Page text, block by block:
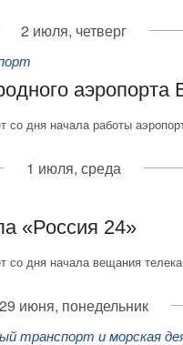
2 июля, четверг
аэропорта
со дня начала работы
1 июля, среда
«Россия 24»
со дня начала вещания
29 июня, понедельник
транспорт и морская